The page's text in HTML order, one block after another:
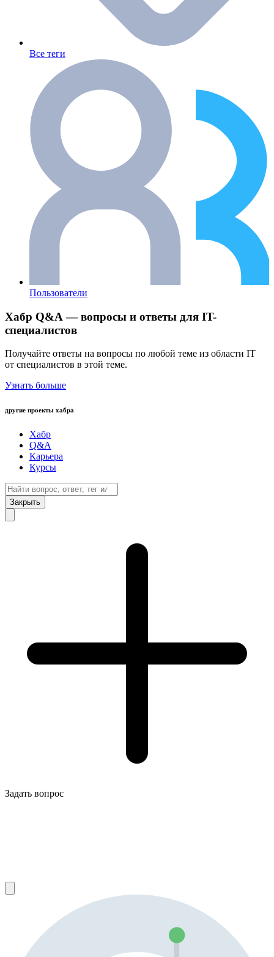
Все теги
Пользователи
Хабр Q&A — вопросы и ответы для IT-
специалистов
Получайте ответы на вопросы по любой теме из области IT
от специалистов в этой теме.
Узнать больше
другие проекты хабра
Хабр
Q&A
Карьера
Курсы
Закрыть
Задать вопрос